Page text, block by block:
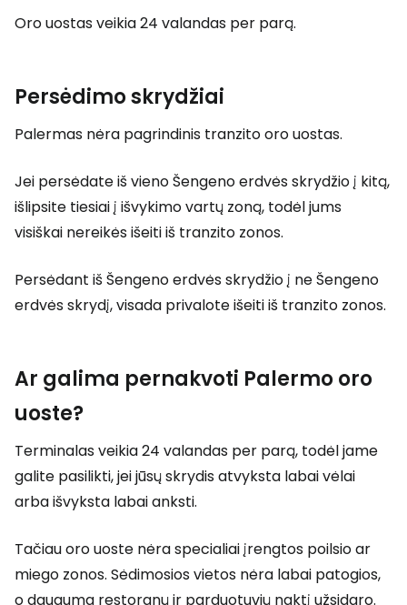
Oro uostas veikia 24 valandas per parą.
Persėdimo skrydžiai
Palermas nėra pagrindinis tranzito oro uostas.
Jei persėdate iš vieno Šengeno erdvės skrydžio į kitą,
išlipsite tiesiai į išvykimo vartų zoną, todėl jums
visiškai nereikės išeiti iš tranzito zonos.
Persėdant iš Šengeno erdvės skrydžio į ne Šengeno
erdvės skrydį, visada privalote išeiti iš tranzito zonos.
Ar galima pernakvoti Palermo oro
uoste?
Terminalas veikia 24 valandas per parą, todėl jame
galite pasilikti, jei jūsų skrydis atvyksta labai vėlai
arba išvyksta labai anksti.
Tačiau oro uoste nėra specialiai įrengtos poilsio ar
miego zonos. Sėdimosios vietos nėra labai patogios,
o dauguma restoranų ir parduotuvių naktį užsidaro.